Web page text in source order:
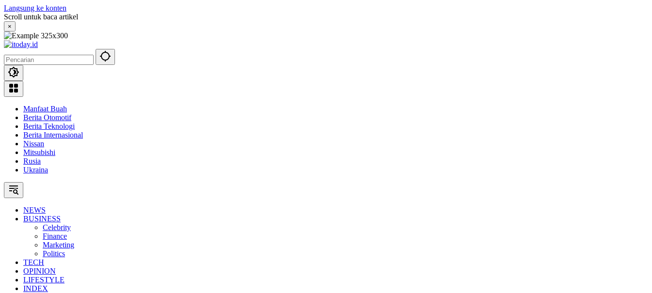
Langsung ke konten
Scroll untuk baca artikel
×
Manfaat Buah
Berita Otomotif
Berita Teknologi
Berita Internasional
Nissan
Mitsubishi
Rusia
Ukraina
NEWS
BUSINESS
Celebrity
Finance
Marketing
Politics
TECH
OPINION
LIFESTYLE
INDEX